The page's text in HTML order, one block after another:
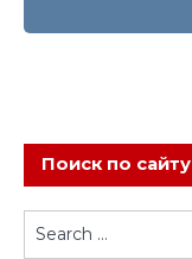
Поиск по сайту
Search
for: